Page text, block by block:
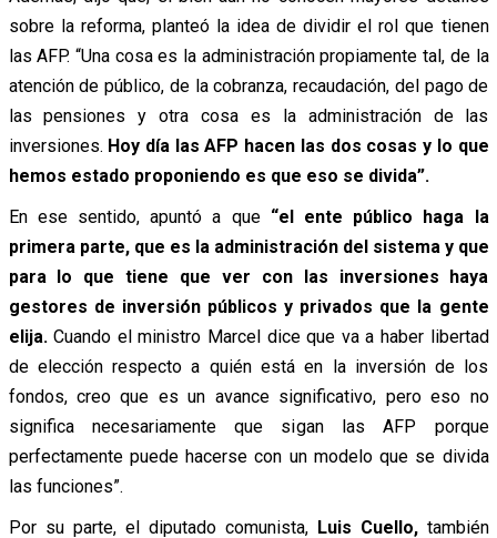
sobre la reforma, planteó la idea de dividir el rol que tienen
las AFP. “Una cosa es la administración propiamente tal, de la
atención de público, de la cobranza, recaudación, del pago de
las pensiones y otra cosa es la administración de las
inversiones. Hoy día las AFP hacen las dos cosas y lo que
hemos estado proponiendo es que eso se divida”.
En ese sentido, apuntó a que “el ente público haga la
primera parte, que es la administración del sistema y que
para lo que tiene que ver con las inversiones haya
gestores de inversión públicos y privados que la gente
elija.Cuando el ministro Marcel dice que va a haber libertad
de elección respecto a quién está en la inversión de los
fondos, creo que es un avance significativo, pero eso no
significa necesariamente que sigan las AFP porque
perfectamente puede hacerse con un modelo que se divida
las funciones”.
Por su parte, el diputado comunista, Luis Cuello,también